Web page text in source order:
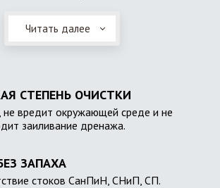
Читать далее
СТЕПЕНЬ ОЧИСТКИ
вредит окружающей среде и не
заиливание дренажа.
ЗАПАХА
стоков СанПиН, СНиП, СП.